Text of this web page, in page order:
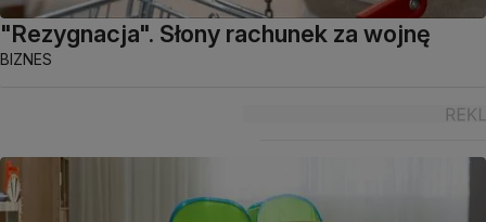
"Rezygnacja". Słony rachunek za wojnę
BIZNES